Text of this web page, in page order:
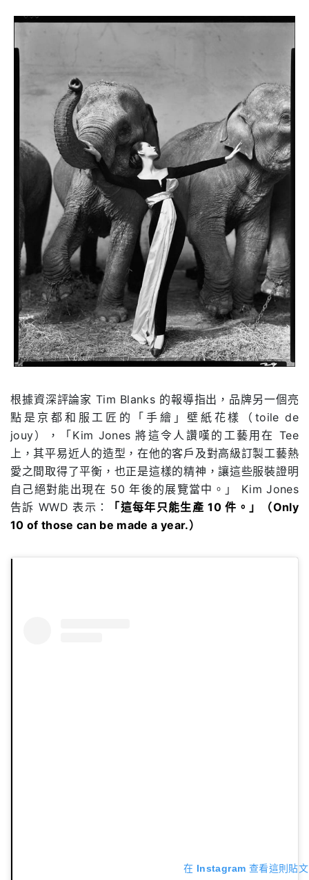
根據資深評論家 Tim Blanks 的報導指出，品牌另一個亮
點是京都和服工匠的「手繪」壁紙花樣（ toile de
jouy），「Kim Jones 將這令人讚嘆的工藝用在 Tee
上 ，其平易近人的造型，在他的客戶及對高級訂製工藝熱
愛之間取得了平衡，也正是這樣的精神，讓這些服裝證明
自己絕對能出現在 50年後的展覽當中。」
Kim Jones
告訴 WWD 表示：
「這每年只能生產 10 件。」（Only
10 of those can be made a year.）
在 Instagram 查看這則貼文